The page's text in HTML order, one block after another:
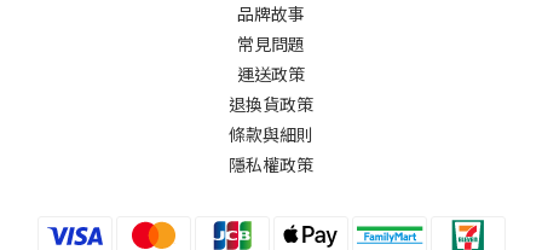
品牌故事
常見問題
運送政策
退換貨政策
條款與細則
隱私權政策